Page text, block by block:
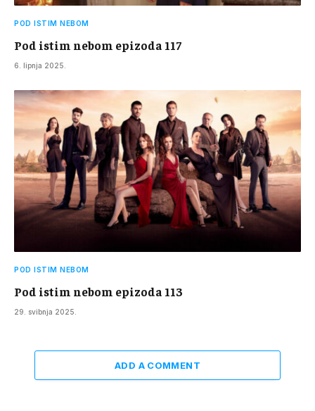
POD ISTIM NEBOM
Pod istim nebom epizoda 117
6. lipnja 2025.
POD ISTIM NEBOM
Pod istim nebom epizoda 113
29. svibnja 2025.
ADD A COMMENT